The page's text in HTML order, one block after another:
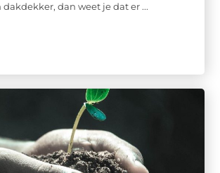
dan weet je dat er ...